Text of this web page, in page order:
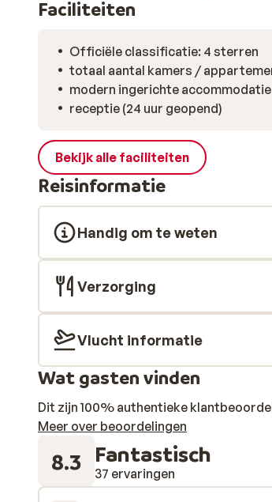
Faciliteiten
Officiële classificatie: 4 sterren
totaal aantal kamers /
modern ingerichte accommodatie
receptie (24 uur geopend)
Bekijk alle faciliteiten
Reisinformatie
Handig om te weten
Verzorging
Vlucht informatie
Wat gasten vinden
Dit zijn 100% authentieke
Meer over beoordelingen
8.3 Fantastisch
37 ervaringen